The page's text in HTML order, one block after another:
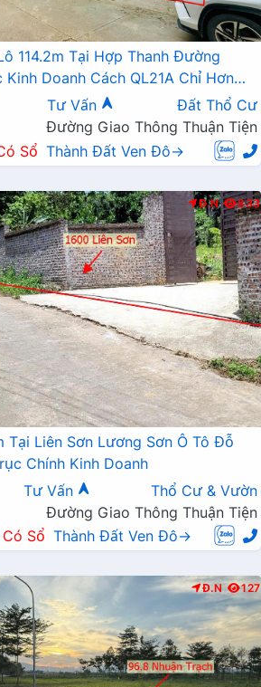
114.2m Tại Hợp Thanh Đường
Doanh Cách QL21A Chỉ Hơn
Tư Vấn
Đất Thổ Cư
Đường Giao Thông Thuận Tiện
Sổ Thành Đất Ven Đô→
Đ.N 833
Tại Liên Sơn Lương Sơn Ô Tô Đỗ
Chính Kinh Doanh
Tư Vấn
Thổ Cư & Vườn
Đường Giao Thông Thuận Tiện
Sổ Thành Đất Ven Đô→
Đ.N 127